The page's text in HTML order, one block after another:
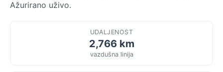
Ažurirano uživo.
UDALJENOST
2,766 km
vazdušna linija